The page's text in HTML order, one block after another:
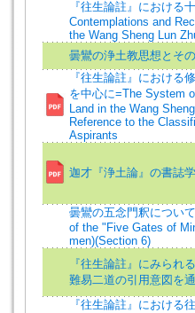
『往生論註』における
Contemplations and
the Wang Sheng Lun
曇鸞の浄土教思想とそ
『往生論註』における
を中心に=The System
Land in the Wang
Reference to the
Aspirants
迦才『浄土論』の書誌
曇鸞の五念門釈につい
of the "Five Gates of
men)(Section 6)
『往生論註』にみられ
難易二道の引用意図を
『往生論註』における